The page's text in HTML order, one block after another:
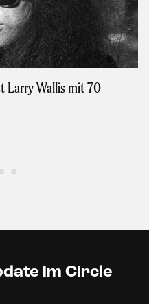
Larry Wallis mit 70
im Circle